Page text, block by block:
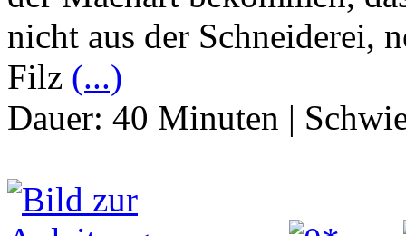
nicht aus der Schneiderei,
Filz (...)
Dauer: 40 Minuten |